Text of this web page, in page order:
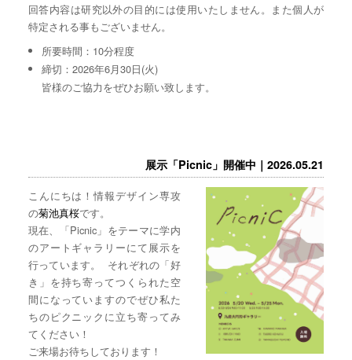
回答内容は研究以外の目的には使用いたしません。また個人が
特定される事もございません。
所要時間：10分程度
締切：2026年6月30日(火)
皆様のご協力をぜひお願い致します。
展示「Picnic」開催中｜2026.05.21
こんにちは！情報デザイン専攻
の菊池真桜です。
現在、「Picnic」をテーマに学内
のアートギャラリーにて展示を
行っています。 それぞれの「好
き」を持ち寄ってつくられた空
間になっていますのでぜひ私た
ちのピクニックに立ち寄ってみ
てください！
ご来場お待ちしております！